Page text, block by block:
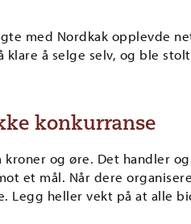
med Nordkak opplevde
klare å selge selv, og ble
konkurranse
og øre. Det handler
et mål. Når dere
Legg heller vekt på at alle